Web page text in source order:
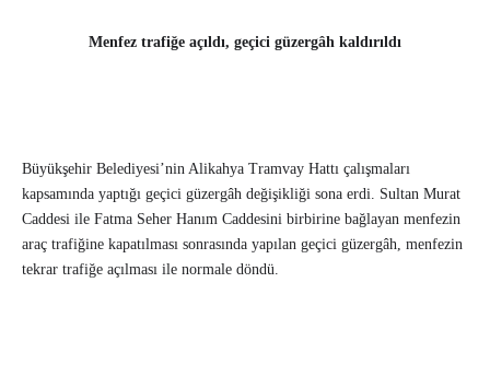
Menfez trafiğe açıldı, geçici güzergâh kaldırıldı
Büyükşehir Belediyesi’nin Alikahya Tramvay Hattı çalışmaları
kapsamında yaptığı geçici güzergâh değişikliği sona erdi. Sultan Murat
Caddesi ile Fatma Seher Hanım Caddesini birbirine bağlayan menfezin
araç trafiğine kapatılması sonrasında yapılan geçici güzergâh, menfezin
tekrar trafiğe açılması ile normale döndü.